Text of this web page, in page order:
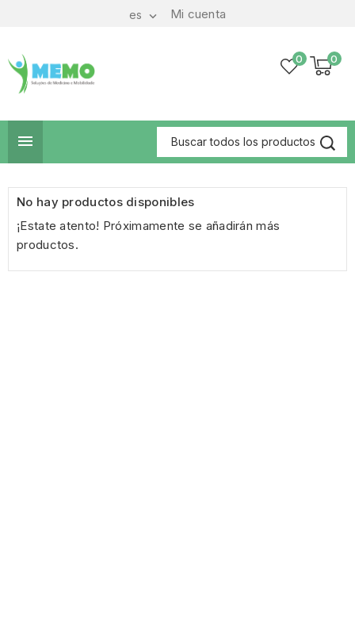
Mi cuenta
es 
0
0

No hay productos disponibles
¡Estate atento! Próximamente se añadirán más
productos.